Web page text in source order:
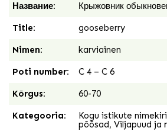
Название: Крыжовник
Title: gooseberry
Nimen: karviainen
Poti number: C 4 – C 6
Kõrgus: 60-70
Kategooria: Kogu istikute nimekiri
põõsad, Viljapuud ja